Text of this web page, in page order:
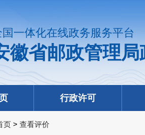
国一体化在线政务服务平台
徽省邮政管理
行政许可
页 > 查看评价